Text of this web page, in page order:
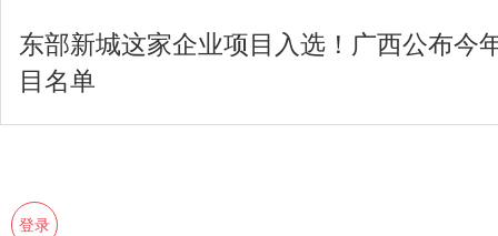
东部新城这家企业项目入选！广西公布今
目名单
登录